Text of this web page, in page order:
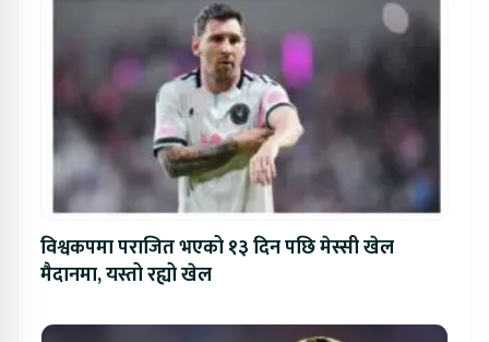
विश्वकपमा पराजित भएको १३ दिन पछि मेस्सी खेल
मैदानमा, यस्तो रह्यो खेल